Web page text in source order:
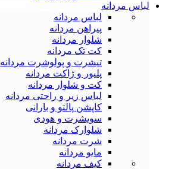
لباس مردانه
لباس مردانه
پیراهن مردانه
شلوار مردانه
کت تک مردانه
تیشرت و پولوشرت مردانه
پلیور و ژاکت مردانه
کت و شلوار مردانه
لباس زیر و راحتی مردانه
کاپشن پالتو و بارانی
سویشرت و هودی
شلوارک مردانه
شرت مردانه
مایو مردانه
کیف مردانه